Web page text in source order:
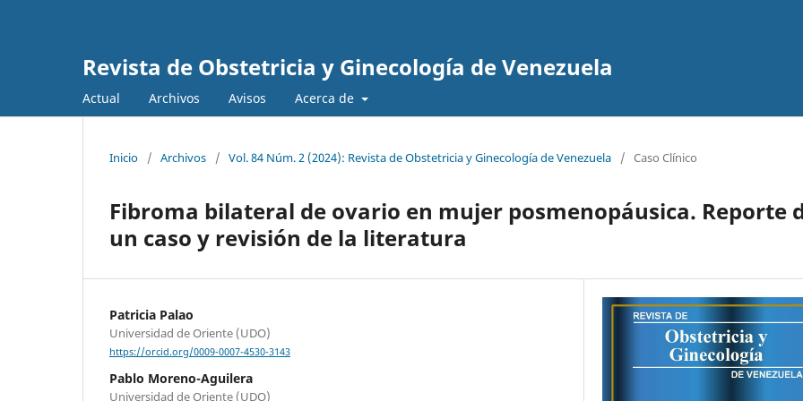
Revista de Obstetricia y Ginecología de Venezuela
Actual Archivos Avisos Acerca de
Inicio / Archivos / Vol. 84 Núm. 2 (2024): Revista de Obstetricia y Ginecología de Venezuela / Caso Clínico
Fibroma bilateral de ovario en mujer posmenopáusica. Reporte
un caso y revisión de la literatura
Patricia Palao
Universidad de Oriente (UDO)
https://orcid.org/0009-0007-4530-3143
Pablo Moreno-Aguilera
Universidad de Oriente (UDO)